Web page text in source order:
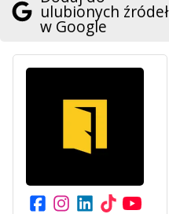
ulubionych źródeł
w Google